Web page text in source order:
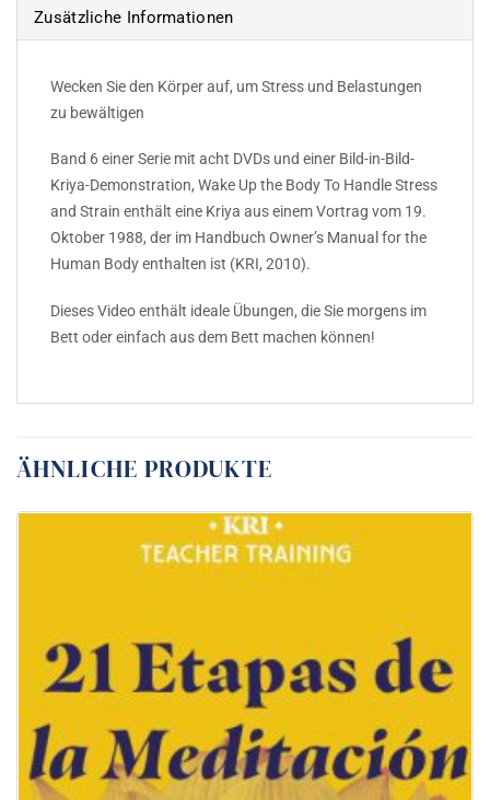
Zusätzliche Informationen
Wecken Sie den Körper auf, um Stress und Belastungen
zu bewältigen
Band 6 einer Serie mit acht DVDs und einer Bild-in-Bild-
Kriya-Demonstration, Wake Up the Body To Handle Stress
and Strain enthält eine Kriya aus einem Vortrag vom 19.
Oktober 1988, der im Handbuch Owner’s Manual for the
Human Body enthalten ist (KRI, 2010).
Dieses Video enthält ideale Übungen, die Sie morgens im
Bett oder einfach aus dem Bett machen können!
ÄHNLICHE PRODUKTE